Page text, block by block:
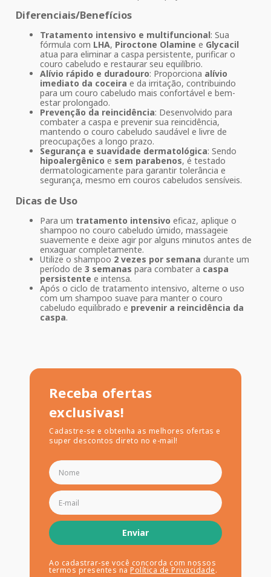
Diferenciais/Benefícios
Tratamento intensivo e multifuncional: Sua
fórmula com LHA, Piroctone Olamine e Glycacil
atua para eliminar a caspa persistente, purificar o
couro cabeludo e restaurar seu equilíbrio.
Alívio rápido e duradouro: Proporciona alívio
imediato da coceira e da irritação, contribuindo
para um couro cabeludo mais confortável e bem-
estar prolongado.
Prevenção da reincidência: Desenvolvido para
combater a caspa e prevenir sua reincidência,
mantendo o couro cabeludo saudável e livre de
preocupações a longo prazo.
Segurança e suavidade dermatológica: Sendo
hipoalergênico e sem parabenos, é testado
dermatologicamente para garantir tolerância e
segurança, mesmo em couros cabeludos sensíveis.
Dicas de Uso
Para um tratamento intensivo eficaz, aplique o
shampoo no couro cabeludo úmido, massageie
suavemente e deixe agir por alguns minutos antes de
enxaguar completamente.
Utilize o shampoo 2 vezes por semana durante um
período de 3 semanas para combater a caspa
persistente e intensa.
Após o ciclo de tratamento intensivo, alterne o uso
com um shampoo suave para manter o couro
cabeludo equilibrado e prevenir a reincidência da
caspa.
Receba ofertas
exclusivas!
Cadastre-se e obtenha as melhores ofertas e
super descontos direto no e-mail!
Enviar
Ao cadastrar-se você concorda com nossos
termos presentes na Política de Privacidade.